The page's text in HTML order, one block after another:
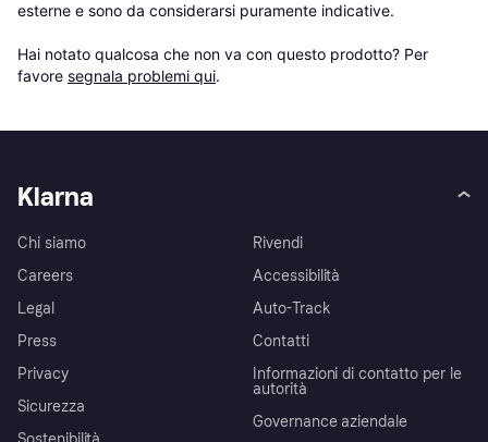
esterne e sono da considerarsi puramente indicative.
Hai notato qualcosa che non va con questo prodotto? Per
favore segnala problemi qui.
Klarna
Chi siamo
Careers
Legal
Press
Privacy
Sicurezza
Rivendi
Accessibilità
Auto-Track
Contatti
Informazioni di contatto per le
autorità
Governance aziendale